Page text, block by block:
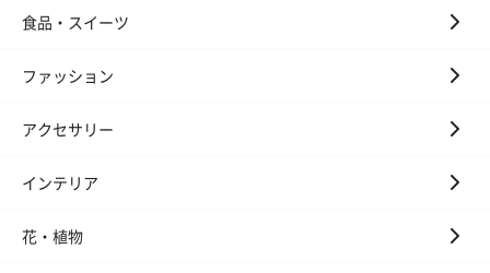
フラッグカプセル：イ
ンセンススティック
ショートイン
（GRAPE
食品・スイーツ
ファッション
アクセサリー
インテリア
花・植物